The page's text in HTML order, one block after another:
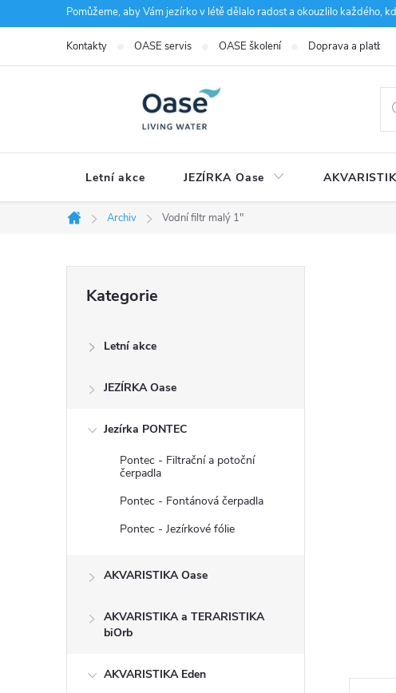
na
Pomůžeme, aby Vám jezírko v létě dělalo radost a okouzlilo každého,
Kontakty OASE servis OASE školení Doprava a platba
Letní akce JEZÍRKA Oase
Domů
Archiv Vodní filtr malý 1"
kategorie
Kategorie
Letní akce
JEZÍRKA Oase
Jezírka PONTEC
Pontec - Filtrační a potoční
čerpadla
Pontec - Fontánová čerpadla
Pontec - Jezírkové fólie
AKVARISTIKA Oase
AKVARISTIKA a TERARISTIKA
biOrb
AKVARISTIKA Eden